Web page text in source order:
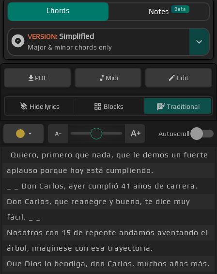
Chords Notes Beta
VERSION: Simplified
Major & minor chords only
PDF Midi Edit
Hide lyrics Blocks Traditional
Autoscroll
Quiero, primero que nada, que le demos un fuerte
aplauso porque hoy está cumpliendo.
_ _ Don Carlos, ayer cumplió 41 años de carrera.
Don Carlos, que reanegre y bueno, te dice muy
fácil. _ _
Nosotros con 15 de repente andamos aventando el
árbol, imagínese con esa trayectoria.
Que Dios lo bendiga, don Carlos, muchos años más.